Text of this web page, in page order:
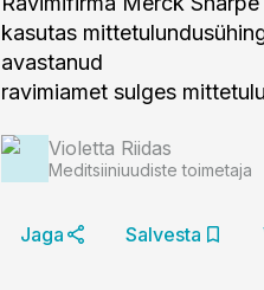
kasutas
avastanud
ravimiamet sulges
Violetta Riidas
Meditsiiniuudiste toimetaja
Jaga Salvesta